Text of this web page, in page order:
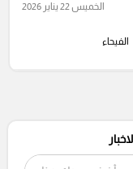
الفيحاء
الخميس 22 يناير 2026